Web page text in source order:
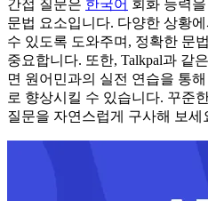
간접 질문은 한국어 회화 능력
문법 요소입니다. 다양한 상황
수 있도록 도와주며, 정확한 문
중요합니다. 또한, Talkpal과 같은
면 원어민과의 실전 연습을 통
로 향상시킬 수 있습니다. 꾸준
질문을 자연스럽게 구사해 보세